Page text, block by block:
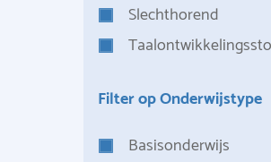
Slechthorend
Filter op Onderwijstype
Basisonderwijs